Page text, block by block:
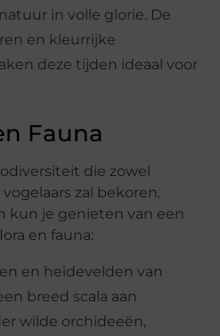
in volle glorie. De
en kleurrijke
deze tijden ideaal voor
Fauna
die zowel
zal bekoren.
kun je genieten van een
en fauna:
en heidevelden van
breed scala aan
wilde orchideeën,